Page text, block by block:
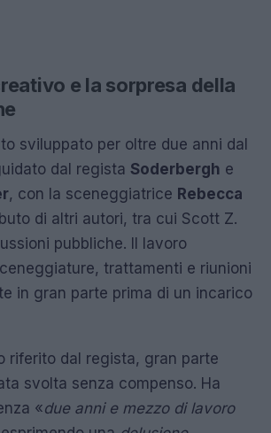
e la sorpresa della
sviluppato per oltre due anni dal
dal regista Soderbergh e
, con la sceneggiatrice Rebecca
di altri autori, tra cui Scott Z.
pubbliche. Il lavoro
trattamenti e riunioni
in gran parte prima di un incarico
riferito dal regista, gran parte
svolta senza compenso. Ha
«due anni e mezzo di lavoro